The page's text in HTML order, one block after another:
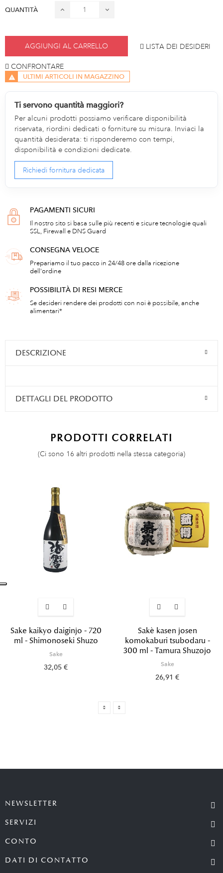
QUANTITÀ
AGGIUNGI AL CARRELLO LISTA DEI DESIDERI
CONFRONTARE
ULTIMI ARTICOLI IN MAGAZZINO
Ti servono quantità maggiori?
Per alcuni prodotti possiamo verificare disponibilità
riservata, riordini dedicati o forniture su misura. Inviaci la
quantità desiderata: ti risponderemo con tempi,
disponibilità e condizioni dedicate.
Richiedi fornitura dedicata
PAGAMENTI SICURI
Il nostro sito si basa sulle più recenti e sicure tecnologie quali
SSL, Firewall e DNS Guard
CONSEGNA VELOCE
Prepariamo il tuo pacco in 24/48 ore dalla ricezione
dell'ordine
POSSIBILITÀ DI RESI MERCE
Se desideri rendere dei prodotti con noi è possibile, anche
alimentari*
DESCRIZIONE
DETTAGLI DEL PRODOTTO
PRODOTTI CORRELATI
(Ci sono 16 altri prodotti nella stessa categoria)
Sake kaikyo daiginjo - 720
ml - Shimonoseki Shuzo
Sake
32,05 €
Sakè kasen josen
komokaburi tsubodaru -
300 ml - Tamura Shuzojo
Sake
26,91 €
NEWSLETTER
SERVIZI
CONTO
DATI DI CONTATTO